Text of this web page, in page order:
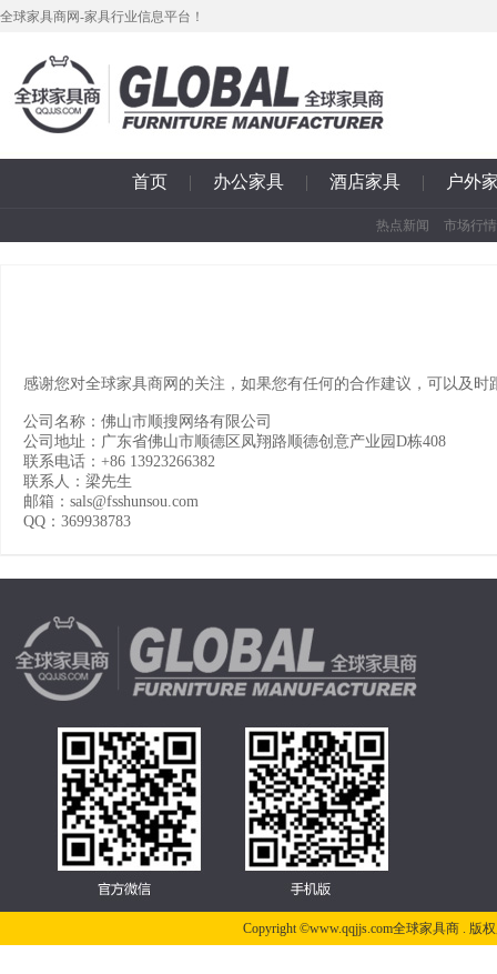
全球家具商网-家具行业信息平台！
首页 | 办公家具 | 酒店家具 | 户外
热点新闻 市场行情
感谢您对全球家具商网的关注，如果您有任何的合作建议，可以及
公司名称：佛山市顺搜网络有限公司
公司地址：广东省佛山市顺德区凤翔路顺德创意产业园D栋408
联系电话：+86 13923266382
联系人：梁先生
邮箱：sals@fsshunsou.com
QQ：369938783
Copyright ©www.qqjjs.com全球家具商 . 版